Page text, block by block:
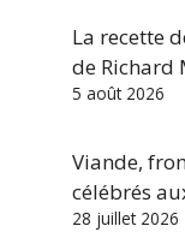
La recette
de Richard
5 août 2026
Viande,
célébrés
28 juillet 2026